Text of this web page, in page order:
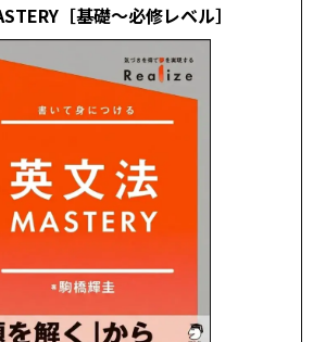
［基礎～必修レベル］